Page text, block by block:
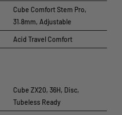
Cube Comfort Stem Pro,
31.8mm, Adjustable
Acid Travel Comfort
Cube ZX20, 36H, Disc,
Tubeless Ready